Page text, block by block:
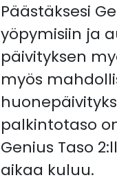
Päästäksesi
yöpymisiin ja
päivityksen
myös
palkintotaso
Genius Taso
aikaa kuluu.